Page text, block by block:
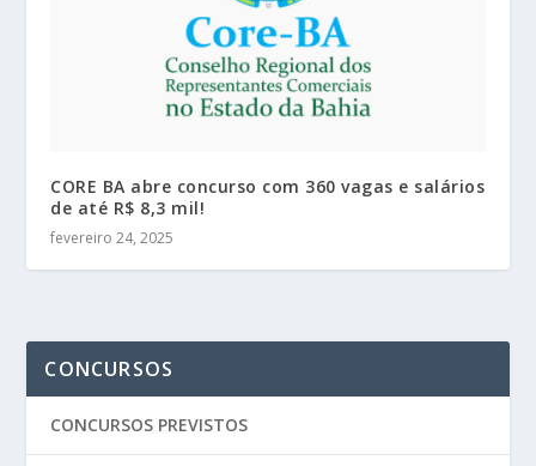
CORE BA abre concurso com 360 vagas e salários
de até R$ 8,3 mil!
fevereiro 24, 2025
CONCURSOS
CONCURSOS PREVISTOS